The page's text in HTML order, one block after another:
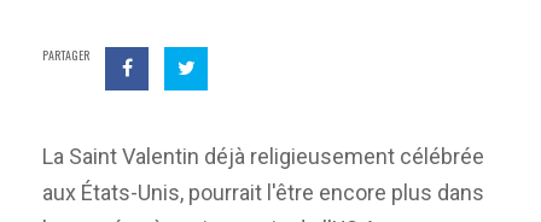
PARTAGER
La Saint Valentin déjà religieusement célébrée
aux États-Unis, pourrait l'être encore plus dans